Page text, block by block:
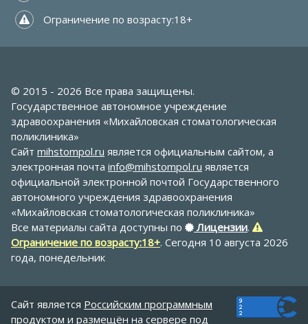
Ограничение по возрасту:18+
© 2015 - 2026 Все права защищены.
Государственное автономное учреждение
здравоохранения «Михайловская стоматологическая
поликлиника»
Сайт mihstompol.ru является официальным сайтом, а
электронная почта info@mihstompol.ru является
официальной электронной почтой Государственного
автономного учреждения здравоохранения
«Михайловская стоматологическая поликлиника»
Все материалы сайта доступны по
Лицензии.
Ограничение по возрасту:18+. Сегодня 10 августа 2026
года, понедельник
Сайт является Российским программным
продуктом и размещён на сервере под